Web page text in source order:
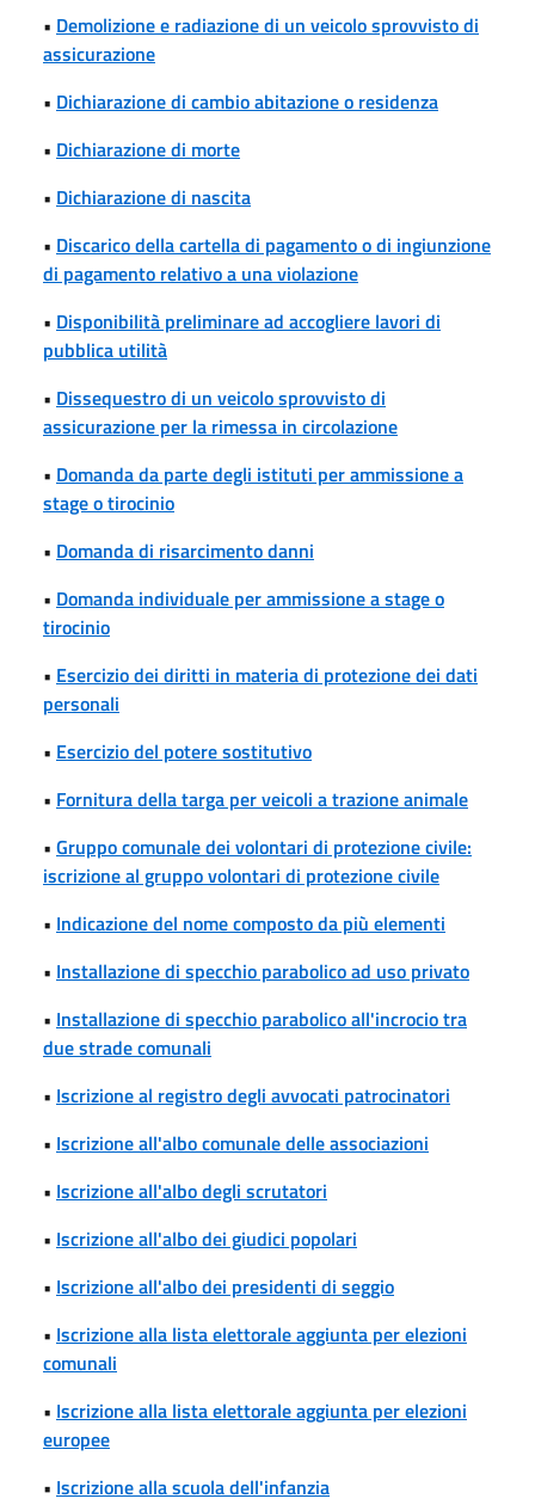
• Demolizione e radiazione di un veicolo sprovvisto di
assicurazione
• Dichiarazione di cambio abitazione o residenza
• Dichiarazione di morte
• Dichiarazione di nascita
• Discarico della cartella di pagamento o di ingiunzione
di pagamento relativo a una violazione
• Disponibilità preliminare ad accogliere lavori di
pubblica utilità
• Dissequestro di un veicolo sprovvisto di
assicurazione per la rimessa in circolazione
• Domanda da parte degli istituti per ammissione a
stage o tirocinio
• Domanda di risarcimento danni
• Domanda individuale per ammissione a stage o
tirocinio
• Esercizio dei diritti in materia di protezione dei dati
personali
• Esercizio del potere sostitutivo
• Fornitura della targa per veicoli a trazione animale
• Gruppo comunale dei volontari di protezione civile:
iscrizione al gruppo volontari di protezione civile
• Indicazione del nome composto da più elementi
• Installazione di specchio parabolico ad uso privato
• Installazione di specchio parabolico all'incrocio tra
due strade comunali
• Iscrizione al registro degli avvocati patrocinatori
• Iscrizione all'albo comunale delle associazioni
• Iscrizione all'albo degli scrutatori
• Iscrizione all'albo dei giudici popolari
• Iscrizione all'albo dei presidenti di seggio
• Iscrizione alla lista elettorale aggiunta per elezioni
comunali
• Iscrizione alla lista elettorale aggiunta per elezioni
europee
• Iscrizione alla scuola dell'infanzia